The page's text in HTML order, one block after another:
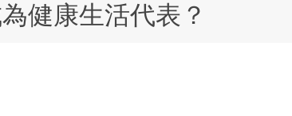
健康生活代表？